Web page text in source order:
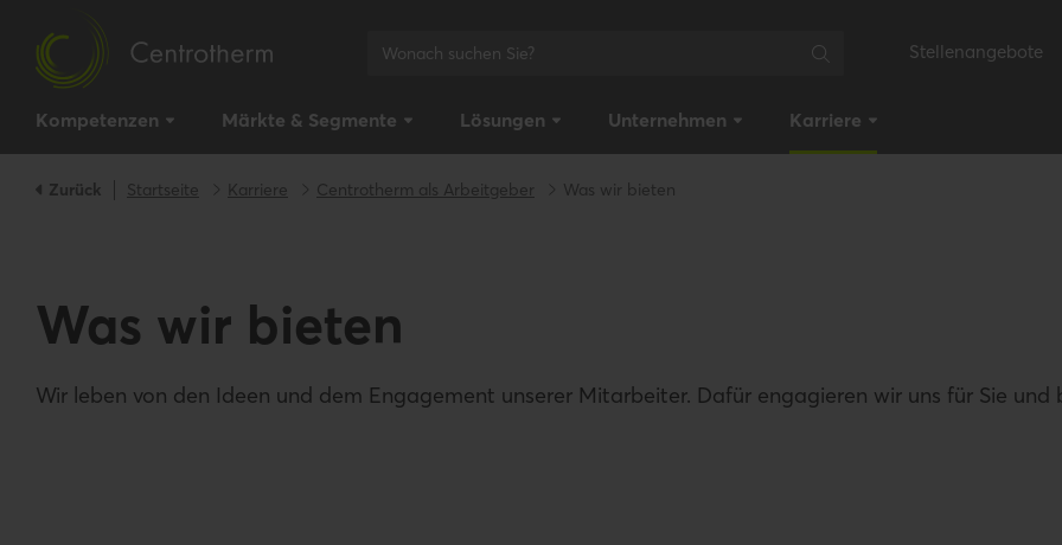
Stellenangebote
Kompetenzen Märkte & Segmente Lösungen Unternehmen Karriere
Zurück Startseite Karriere Centrotherm als Arbeitgeber Was wir bieten
Was wir bieten
Wir leben von den Ideen und dem Engagement unserer Mitarbeiter. Dafür engagieren wir uns für Sie und